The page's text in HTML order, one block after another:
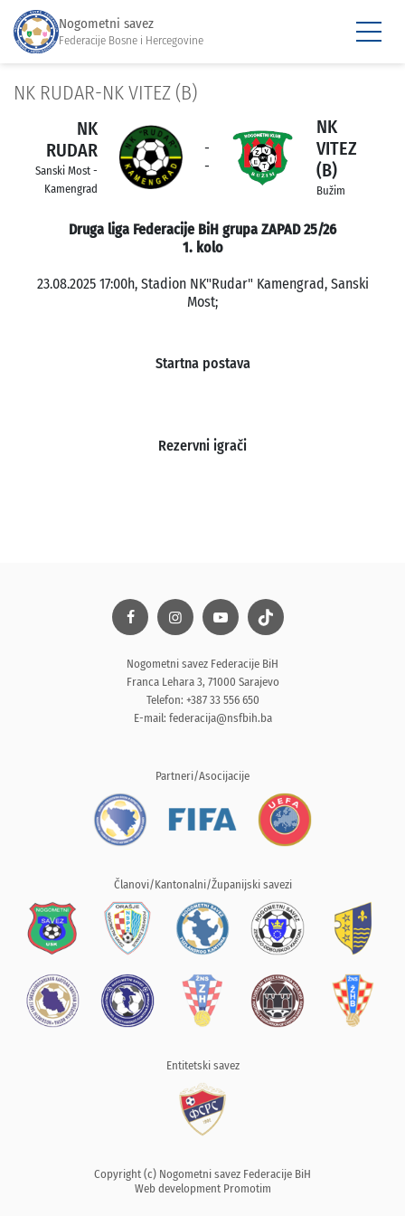
Nogometni savez
Federacije Bosne i Hercegovine
NK RUDAR-NK VITEZ (B)
NK
RUDAR
Sanski Most -
Kamengrad
-
-
NK
VITEZ
(B)
Bužim
Druga liga Federacije BiH grupa ZAPAD 25/26
1. kolo
23.08.2025 17:00h, Stadion NK"Rudar" Kamengrad, Sanski
Most;
Startna postava
Rezervni igrači
Nogometni savez Federacije BiH
Franca Lehara 3, 71000 Sarajevo
Telefon: +387 33 556 650
E-mail: federacija@nsfbih.ba
Partneri/Asocijacije
Članovi/Kantonalni/Županijski savezi
Entitetski savez
Copyright (c) Nogometni savez Federacije BiH
Web development Promotim